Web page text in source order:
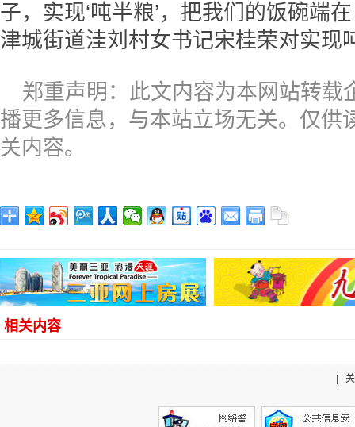
子，实现‘吨半粮’，把我们的饭碗端
津城街道洼刘村女书记宋桂荣对实现
郑重声明：此文内容为本网站转载
播更多信息，与本站立场无关。仅供
关内容。
相关内容